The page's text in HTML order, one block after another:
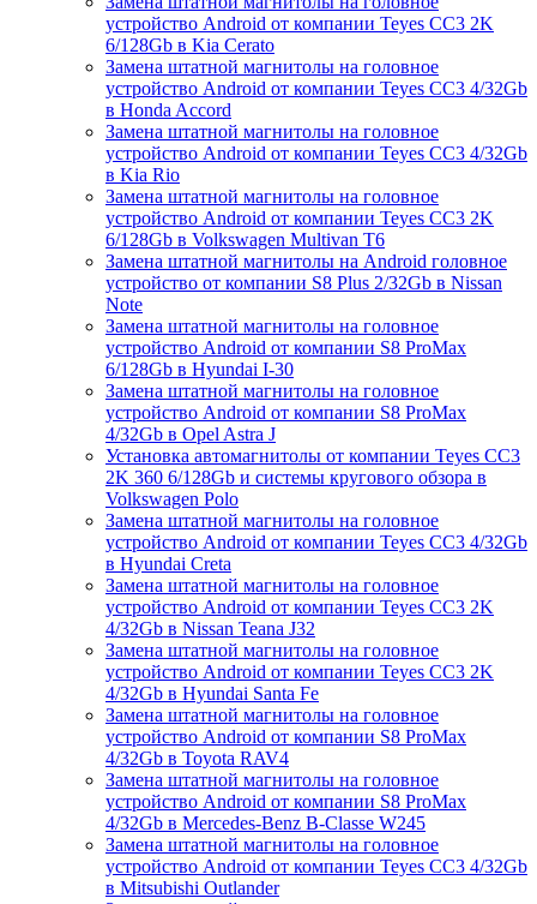
устройство Android от компании Teyes CC3 2K
6/128Gb в Kia Cerato
Замена штатной магнитолы на головное
устройство Android от компании Teyes CC3 4/32Gb
в Honda Accord
Замена штатной магнитолы на головное
устройство Android от компании Teyes CC3 4/32Gb
в Kia Rio
Замена штатной магнитолы на головное
устройство Android от компании Teyes CC3 2K
6/128Gb в Volkswagen Multivan T6
Замена штатной магнитолы на Android головное
устройство от компании S8 Plus 2/32Gb в Nissan
Note
Замена штатной магнитолы на головное
устройство Android от компании S8 ProMax
6/128Gb в Hyundai I-30
Замена штатной магнитолы на головное
устройство Android от компании S8 ProMax
4/32Gb в Opel Astra J
Установка автомагнитолы от компании Teyes CC3
2K 360 6/128Gb и системы кругового обзора в
Volkswagen Polo
Замена штатной магнитолы на головное
устройство Android от компании Teyes CC3 4/32Gb
в Hyundai Creta
Замена штатной магнитолы на головное
устройство Android от компании Teyes CC3 2K
4/32Gb в Nissan Teana J32
Замена штатной магнитолы на головное
устройство Android от компании Teyes CC3 2K
4/32Gb в Hyundai Santa Fe
Замена штатной магнитолы на головное
устройство Android от компании S8 ProMax
4/32Gb в Toyota RAV4
Замена штатной магнитолы на головное
устройство Android от компании S8 ProMax
4/32Gb в Mercedes-Benz B-Classe W245
Замена штатной магнитолы на головное
устройство Android от компании Teyes CC3 4/32Gb
в Mitsubishi Outlander